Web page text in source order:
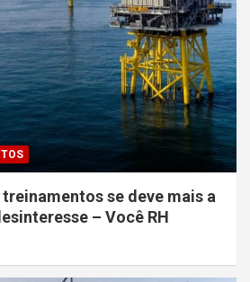
se deve mais a
– Você RH